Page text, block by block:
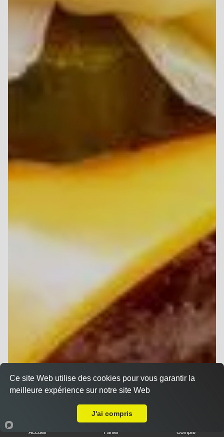
Accueil Panier Compte
Ce site Web utilise des cookies pour vous garantir la
meilleure expérience sur notre site Web
J'ai compris